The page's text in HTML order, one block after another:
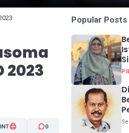
2023
0
Popular Posts